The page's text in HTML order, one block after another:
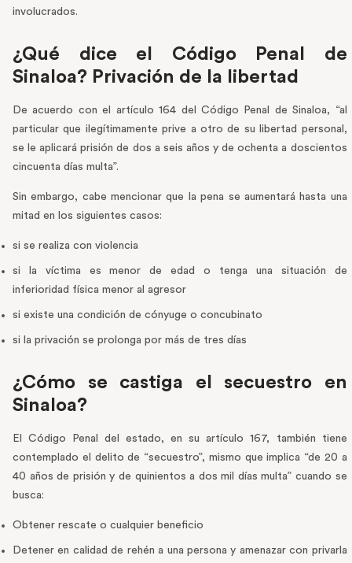
involucrados.
¿Qué dice el Código Penal de
Sinaloa? Privación de la libertad
De acuerdo con el artículo 164 del Código Penal de Sinaloa, “al
particular que ilegítimamente prive a otro de su libertad personal,
se le aplicará prisión de dos a seis años y de ochenta a doscientos
cincuenta días multa”.
Sin embargo, cabe mencionar que la pena se aumentará hasta una
mitad en los siguientes casos:
si se realiza con violencia
si la víctima es menor de edad o tenga una situación de
inferioridad física menor al agresor
si existe una condición de cónyuge o concubinato
si la privación se prolonga por más de tres días
¿Cómo se castiga el secuestro en
Sinaloa?
El Código Penal del estado, en su artículo 167, también tiene
contemplado el delito de “secuestro”, mismo que implica “de 20 a
40 años de prisión y de quinientos a dos mil días multa” cuando se
busca:
Obtener rescate o cualquier beneficio
Detener en calidad de rehén a una persona y amenazar con privarla